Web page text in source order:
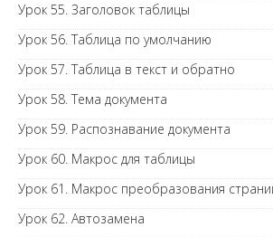
Урок 55. Заголовок таблицы
Урок 56. Таблица по умолчанию
Урок 57. Таблица в текст и обратно
Урок 58. Тема документа
Урок 59. Распознавание документа
Урок 60. Макрос для таблицы
Урок 61. Макрос преобразования
Урок 62. Автозамена